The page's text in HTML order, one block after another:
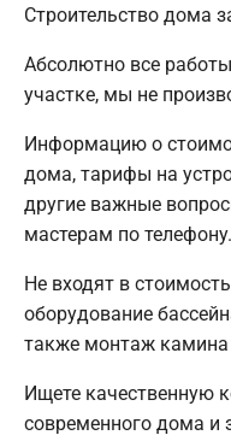
Строительство дома
Абсолютно все
участке, мы не
Информацию о
дома, тарифы на
другие важные
мастерам по телефону.
Не входят в
оборудование
также монтаж камина
Ищете качественную
современного дома и